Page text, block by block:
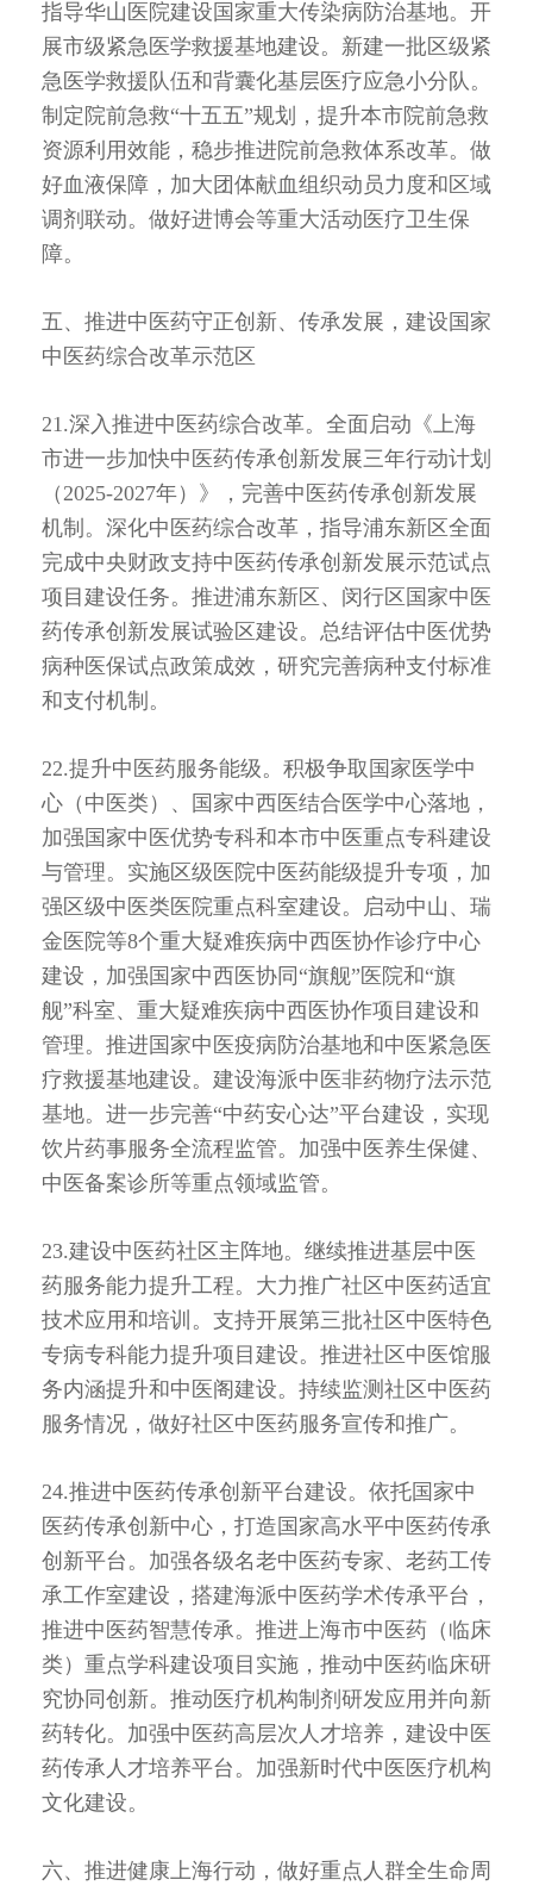
指导华山医院建设国家重大传染病防治基地。开
展市级紧急医学救援基地建设。新建一批区级紧
急医学救援队伍和背囊化基层医疗应急小分队。
制定院前急救“十五五”规划，提升本市院前急救
资源利用效能，稳步推进院前急救体系改革。做
好血液保障，加大团体献血组织动员力度和区域
调剂联动。做好进博会等重大活动医疗卫生保
障。
五、推进中医药守正创新、传承发展，建设国家
中医药综合改革示范区
21.深入推进中医药综合改革。全面启动《上海
市进一步加快中医药传承创新发展三年行动计划
（2025-2027年）》，完善中医药传承创新发展
机制。深化中医药综合改革，指导浦东新区全面
完成中央财政支持中医药传承创新发展示范试点
项目建设任务。推进浦东新区、闵行区国家中医
药传承创新发展试验区建设。总结评估中医优势
病种医保试点政策成效，研究完善病种支付标准
和支付机制。
22.提升中医药服务能级。积极争取国家医学中
心（中医类）、国家中西医结合医学中心落地，
加强国家中医优势专科和本市中医重点专科建设
与管理。实施区级医院中医药能级提升专项，加
强区级中医类医院重点科室建设。启动中山、瑞
金医院等8个重大疑难疾病中西医协作诊疗中心
建设，加强国家中西医协同“旗舰”医院和“旗
舰”科室、重大疑难疾病中西医协作项目建设和
管理。推进国家中医疫病防治基地和中医紧急医
疗救援基地建设。建设海派中医非药物疗法示范
基地。进一步完善“中药安心达”平台建设，实现
饮片药事服务全流程监管。加强中医养生保健、
中医备案诊所等重点领域监管。
23.建设中医药社区主阵地。继续推进基层中医
药服务能力提升工程。大力推广社区中医药适宜
技术应用和培训。支持开展第三批社区中医特色
专病专科能力提升项目建设。推进社区中医馆服
务内涵提升和中医阁建设。持续监测社区中医药
服务情况，做好社区中医药服务宣传和推广。
24.推进中医药传承创新平台建设。依托国家中
医药传承创新中心，打造国家高水平中医药传承
创新平台。加强各级名老中医药专家、老药工传
承工作室建设，搭建海派中医药学术传承平台，
推进中医药智慧传承。推进上海市中医药（临床
类）重点学科建设项目实施，推动中医药临床研
究协同创新。推动医疗机构制剂研发应用并向新
药转化。加强中医药高层次人才培养，建设中医
药传承人才培养平台。加强新时代中医医疗机构
文化建设。
六、推进健康上海行动，做好重点人群全生命周